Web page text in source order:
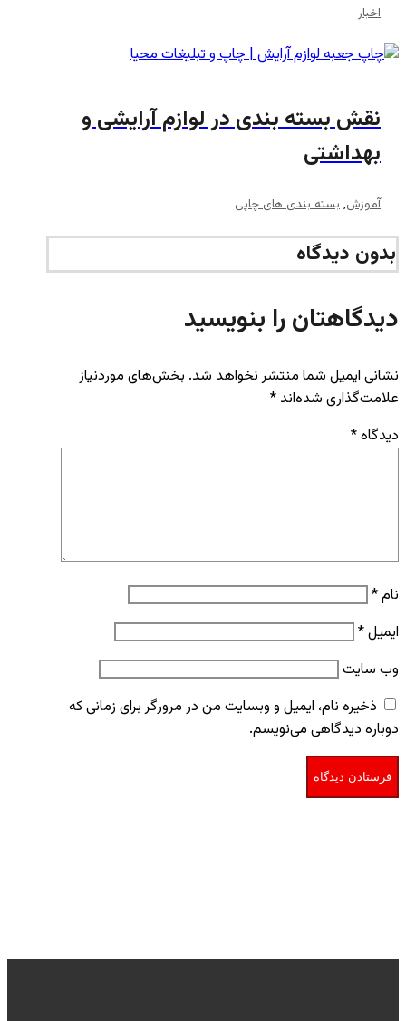
اخبار
نقش بسته‌ بندی در لوازم آرایشی و
بهداشتی
آموزش,بسته بندی های چاپی
بدون دیدگاه
دیدگاهتان را بنویسید
نشانی ایمیل شما منتشر نخواهد شد. بخش‌های موردنیاز
علامت‌گذاری شده‌اند *
دیدگاه*
نام*
ایمیل*
وب‌ سایت
ذخیره نام، ایمیل و وبسایت من در مرورگر برای زمانی که
دوباره دیدگاهی می‌نویسم.